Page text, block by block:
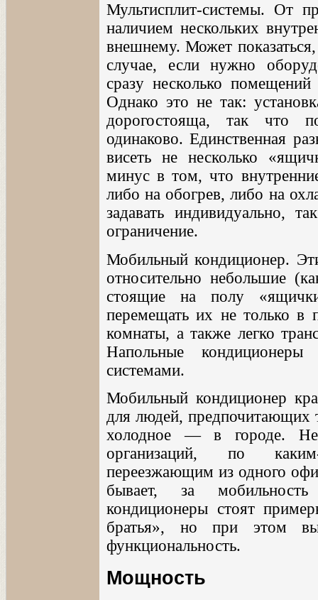
Мультисплит-системы. От
наличием нескольких
внешнему. Может
случае, если нужно
сразу несколько
Однако это не так:
дорогостояща, так что
одинаково. Единственная
висеть не несколько
минус в том, что
либо на обогрев, либо на
задавать индивидуально,
ограничение.
Мобильный кондиционер.
относительно небольшие
стоящие на полу
перемещать их не только в
комнаты, а также легко
Напольные
системами.
Мобильный кондиционер
для людей, предпочитающих
холодное — в городе.
организаций, по
переезжающим из одного
бывает, за
кондиционеры стоят
братья», но при этом
функциональность.
Мощность